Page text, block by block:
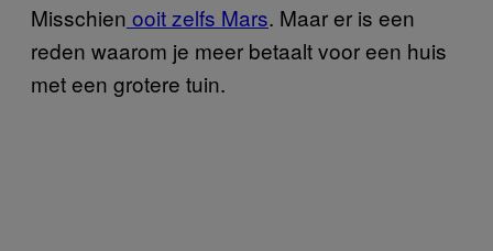
Misschien ooit zelfs Mars. Maar er is een
reden waarom je meer betaalt voor een huis
met een grotere tuin.